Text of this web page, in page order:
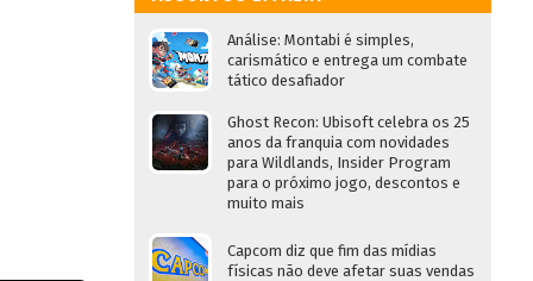
Análise: Montabi é simples,
carismático e entrega um combate
tático desafiador
Ghost Recon: Ubisoft celebra os 25
anos da franquia com novidades
para Wildlands, Insider Program
para o próximo jogo, descontos e
muito mais
Capcom diz que fim das mídias
físicas não deve afetar suas vendas